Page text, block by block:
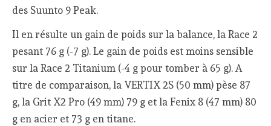
des Suunto 9 Peak.
Il en résulte un gain de poids sur la balance, la Race 2
pesant 76 g (-7 g). Le gain de poids est moins sensible
sur la Race 2 Titanium (-4 g pour tomber à 65 g). A
titre de comparaison, la VERTIX 2S (50 mm) pèse 87
g, la Grit X2 Pro (49 mm) 79 g et la Fenix 8 (47 mm) 80
g en acier et 73 g en titane.